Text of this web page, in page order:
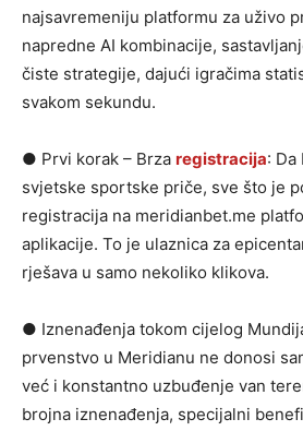
najsavremeniju platformu za uživo
napredne AI kombinacije,
čiste strategije, dajući igračima
svakom sekundu.
● Prvi korak – Brza registracija:
svjetske sportske priče, sve što je
registracija na meridianbet.me
aplikacije. To je ulaznica za
rješava u samo nekoliko klikova.
● Iznenađenja tokom cijelog
prvenstvo u Meridianu ne donosi
već i konstantno uzbuđenje van
brojna iznenađenja, specijalni